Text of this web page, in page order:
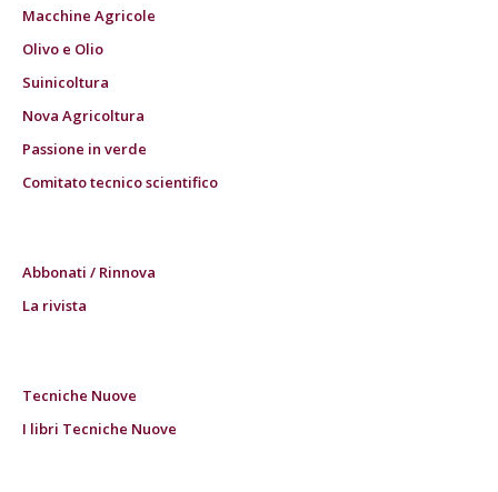
Macchine Agricole
Olivo e Olio
Suinicoltura
Nova Agricoltura
Passione in verde
Comitato tecnico scientifico
Abbonati / Rinnova
La rivista
Tecniche Nuove
I libri Tecniche Nuove